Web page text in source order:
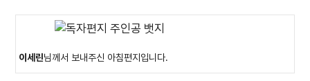
이세린님께서 보내주신 아침편지입니다.